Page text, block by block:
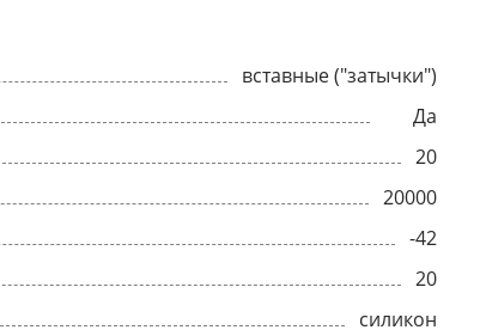
вставные ("затычки")
Да
20
20000
-42
20
силикон